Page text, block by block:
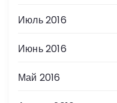
Июль 2016
Июнь 2016
Май 2016